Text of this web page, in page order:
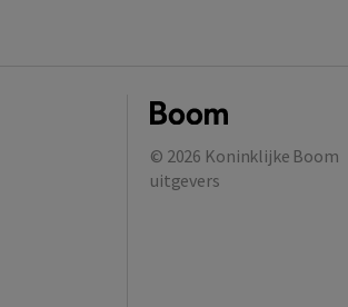
© 2026 Koninklijke Boom
uitgevers